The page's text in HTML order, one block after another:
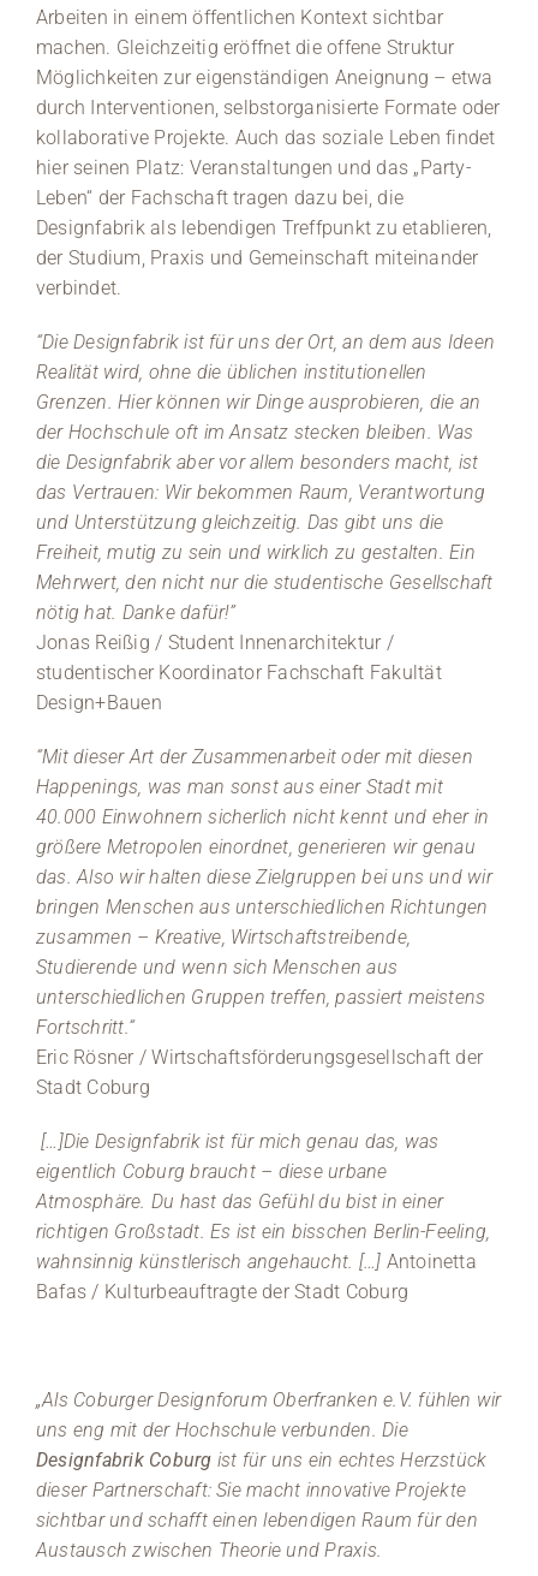
Arbeiten in einem öffentlichen Kontext sichtbar
machen. Gleichzeitig eröffnet die offene Struktur
Möglichkeiten zur eigenständigen Aneignung – etwa
durch Interventionen, selbstorganisierte Formate oder
kollaborative Projekte. Auch das soziale Leben findet
hier seinen Platz: Veranstaltungen und das „Party-
Leben“ der Fachschaft tragen dazu bei, die
Designfabrik als lebendigen Treffpunkt zu etablieren,
der Studium, Praxis und Gemeinschaft miteinander
verbindet.
“Die Designfabrik ist für uns der Ort, an dem aus Ideen
Realität wird, ohne die üblichen institutionellen
Grenzen. Hier können wir Dinge ausprobieren, die an
der Hochschule oft im Ansatz stecken bleiben. Was
die Designfabrik aber vor allem besonders macht, ist
das Vertrauen: Wir bekommen Raum, Verantwortung
und Unterstützung gleichzeitig. Das gibt uns die
Freiheit, mutig zu sein und wirklich zu gestalten. Ein
Mehrwert, den nicht nur die studentische Gesellschaft
nötig hat. Danke dafür!”
Jonas Reißig / Student Innenarchitektur /
studentischer Koordinator Fachschaft Fakultät
Design+Bauen
“Mit dieser Art der Zusammenarbeit oder mit diesen
Happenings, was man sonst aus einer Stadt mit
40.000 Einwohnern sicherlich nicht kennt und eher in
größere Metropolen einordnet, generieren wir genau
das. Also wir halten diese Zielgruppen bei uns und wir
bringen Menschen aus unterschiedlichen Richtungen
zusammen – Kreative, Wirtschaftstreibende,
Studierende und wenn sich Menschen aus
unterschiedlichen Gruppen treffen, passiert meistens
Fortschritt.“
Eric Rösner / Wirtschaftsförderungsgesellschaft der
Stadt Coburg
[…]Die Designfabrik ist für mich genau das, was
eigentlich Coburg braucht – diese urbane
Atmosphäre. Du hast das Gefühl du bist in einer
richtigen Großstadt. Es ist ein bisschen Berlin-Feeling,
wahnsinnig künstlerisch angehaucht. […] Antoinetta
Bafas / Kulturbeauftragte der Stadt Coburg
„Als Coburger Designforum Oberfranken e.V. fühlen wir
uns eng mit der Hochschule verbunden. Die
Designfabrik Coburg ist für uns ein echtes Herzstück
dieser Partnerschaft: Sie macht innovative Projekte
sichtbar und schafft einen lebendigen Raum für den
Austausch zwischen Theorie und Praxis.